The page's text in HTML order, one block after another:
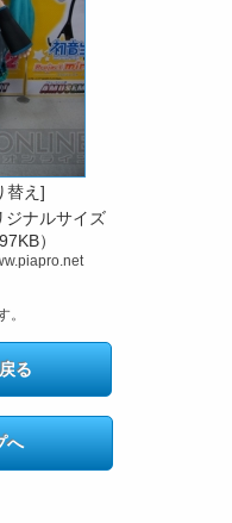
替え]
ジナルサイズ
）
。
る
へ